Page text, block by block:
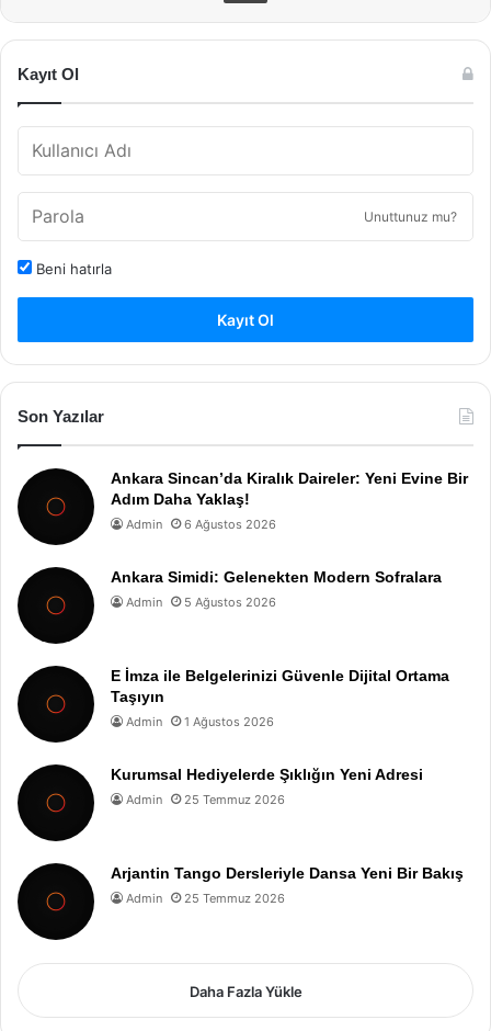
Kayıt Ol
Unuttunuz mu?
Beni hatırla
Kayıt Ol
Son Yazılar
Ankara Sincan’da Kiralık Daireler: Yeni Evine Bir
Adım Daha Yaklaş!
Admin 6 Ağustos 2026
Ankara Simidi: Gelenekten Modern Sofralara
Admin 5 Ağustos 2026
E İmza ile Belgelerinizi Güvenle Dijital Ortama
Taşıyın
Admin 1 Ağustos 2026
Kurumsal Hediyelerde Şıklığın Yeni Adresi
Admin 25 Temmuz 2026
Arjantin Tango Dersleriyle Dansa Yeni Bir Bakış
Admin 25 Temmuz 2026
Daha Fazla Yükle